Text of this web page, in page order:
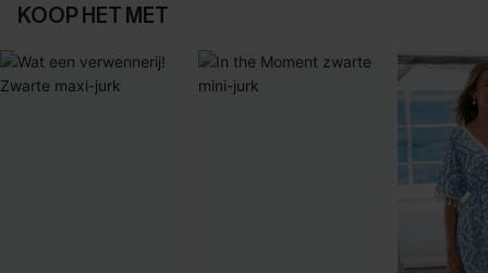
KOOP HET MET